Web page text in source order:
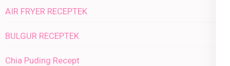
AIR FRYER RECEPTEK
BULGUR RECEPTEK
Chia Puding Recept